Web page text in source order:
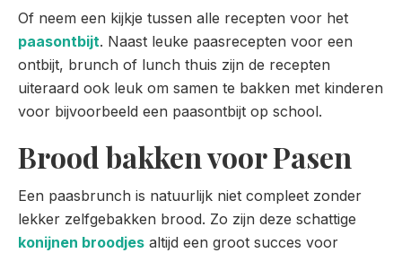
Of neem een kijkje tussen alle recepten voor het
paasontbijt. Naast leuke paasrecepten voor een
ontbijt, brunch of lunch thuis zijn de recepten
uiteraard ook leuk om samen te bakken met kinderen
voor bijvoorbeeld een paasontbijt op school.
Brood bakken voor Pasen
Een paasbrunch is natuurlijk niet compleet zonder
lekker zelfgebakken brood. Zo zijn deze schattige
konijnen broodjes altijd een groot succes voor